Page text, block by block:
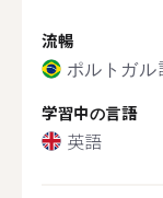
流暢
ポルトガル
学習中の言語
英語